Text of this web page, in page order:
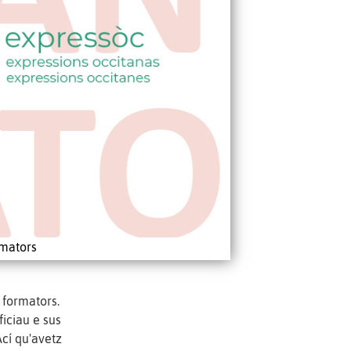
e sus
qu'avetz